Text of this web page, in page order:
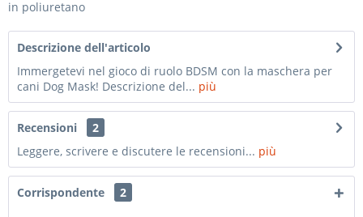
in poliuretano
Descrizione dell'articolo
Immergetevi nel gioco di ruolo BDSM con la maschera per
cani Dog Mask! Descrizione del... più
Recensioni
2
Leggere, scrivere e discutere le recensioni... più
Corrispondente 2